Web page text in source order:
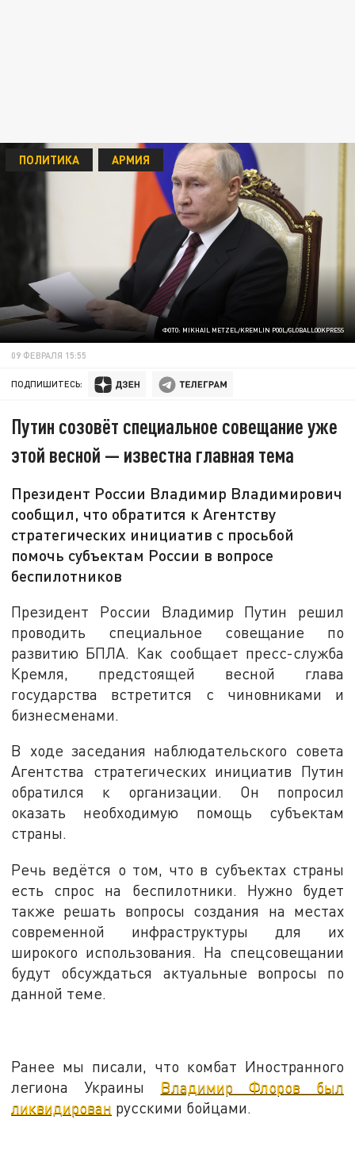
ФОТО: MIKHAIL METZEL/KREMLIN POOL/GLOBALLOOKPRESS
ПОЛИТИКА АРМИЯ
09 ФЕВРАЛЯ 15:55
ПОДПИШИТЕСЬ:
Путин созовёт специальное совещание уже
этой весной — известна главная тема
Президент России Владимир Владимирович
сообщил, что обратится к Агентству
стратегических инициатив с просьбой
помочь субъектам России в вопросе
беспилотников
Президент России Владимир Путин решил
проводить специальное совещание по
развитию БПЛА. Как сообщает пресс-служба
Кремля, предстоящей весной глава
государства встретится с чиновниками и
бизнесменами.
В ходе заседания наблюдательского совета
Агентства стратегических инициатив Путин
обратился к организации. Он попросил
оказать необходимую помощь субъектам
страны.
Речь ведётся о том, что в субъектах страны
есть спрос на беспилотники. Нужно будет
также решать вопросы создания на местах
современной инфраструктуры для их
широкого использования. На спецсовещании
будут обсуждаться актуальные вопросы по
данной теме.
Ранее мы писали, что комбат Иностранного
легиона Украины Владимир Флоров был
ликвидирован русскими бойцами.